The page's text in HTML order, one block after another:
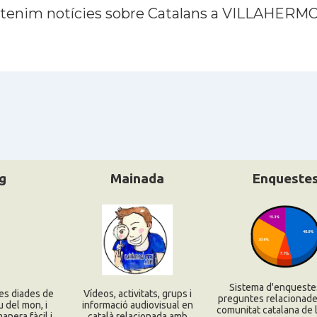
notícies sobre Catalans a
diades de
del mon, i
Mainada
Ví­deos, activitats, grups i
informació audiovisual en
Sistema
preguntes
comunitat catalana de